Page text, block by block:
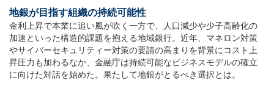
地銀が目指す組織の持続可能性
金利上昇で本業に追い風が吹く一方で、人口減少や少子高齢化の
加速といった構造的課題を抱える地域銀行。近年、マネロン対策
やサイバーセキュリティー対策の要請の高まりを背景にコスト上
昇圧力も加わるなか、金融庁は持続可能なビジネスモデルの確立
に向けた対話を始めた。果たして地銀がとるべき選択とは。